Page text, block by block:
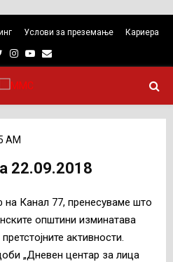
Услови за преземање Кариера
TwitterInstagram
Youtube
Email
AM
22.09.2018
Канал 77, пренесуваме што
општини изминатава
активности.
„Дневен центар за лица